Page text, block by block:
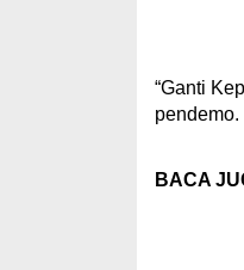
“Ganti
pendemo.
BACA